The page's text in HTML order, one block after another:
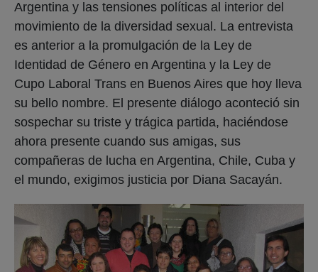
Argentina y las tensiones políticas al interior del
movimiento de la diversidad sexual. La entrevista
es anterior a la promulgación de la Ley de
Identidad de Género en Argentina y la Ley de
Cupo Laboral Trans en Buenos Aires que hoy lleva
su bello nombre. El presente diálogo aconteció sin
sospechar su triste y trágica partida, haciéndose
ahora presente cuando sus amigas, sus
compañeras de lucha en Argentina, Chile, Cuba y
el mundo, exigimos justicia por Diana Sacayán.